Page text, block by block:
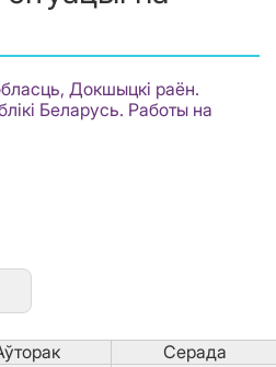
Докшыцкі раён.
Беларусь. Работы на
Серада